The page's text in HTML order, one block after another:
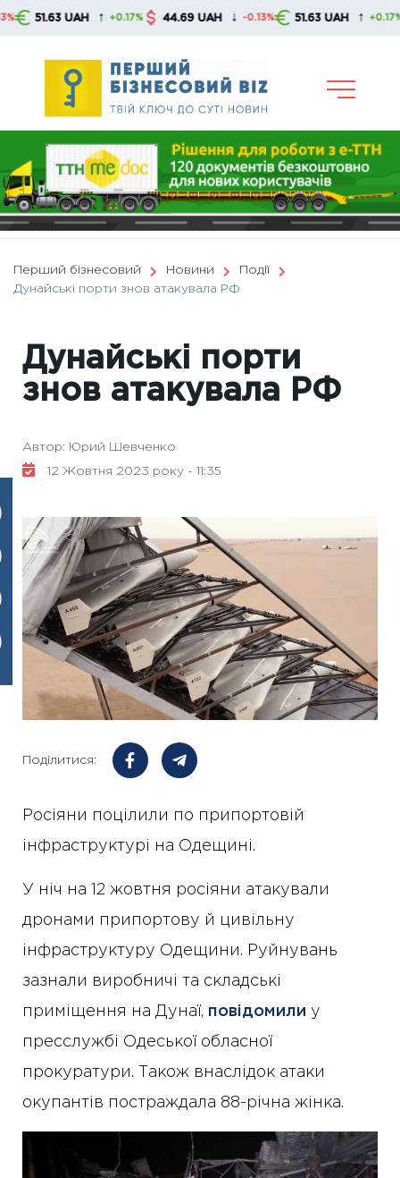
Skip
UAH ↑ +0.17% 44.69 UAH ↓ -0.13% 51.63 UAH ↑ +0.17%
Перший бізнесовий Новини
Події
Дунайські порти знов атакувала РФ
Дунайські порти
знов атакувала РФ
Автор: Юрий Шевченко
12 Жовтня 2023 року - 11:35
Поділитися:
Росіяни поцілили по припортовій
інфраструктурі на Одещині.
У ніч на 12 жовтня росіяни атакували
дронами припортову й цивільну
інфраструктуру Одещини. Руйнувань
зазнали виробничі та складські
приміщення на Дунаї, повідомили у
пресслужбі Одеської обласної
прокуратури. Також внаслідок атаки
окупантів постраждала 88-річна жінка.